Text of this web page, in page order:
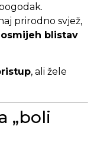
prirodno svjež,
blistav
, ali žele
„boli